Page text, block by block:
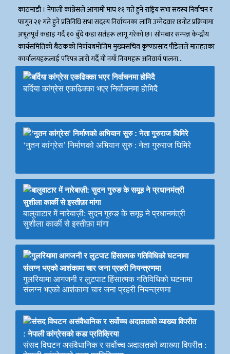
काठमाडाै । नेपाली कांग्रेसले आगामी माघ ११ गते हुने राष्ट्रिय सभा सदस्य निर्वाचन र
फागुन २१ गते हुने प्रतिनिधि सभा सदस्य निर्वाचनका लागि उम्मेदवार छनोट प्रक्रियामा
अभूतपूर्व कडाइ गर्दै १० बुँदे कडा सर्तहरू लागू गरेको छ। सोमबार सम्पन्न केन्द्रीय
कार्यसमितिको बैठकको निर्णयबमोजिम मुख्यसचिव कृष्णप्रसाद पौडेलले मातहतका
कार्यालयहरूलाई परिपत्र जारी गर्दै यी नयाँ नियमहरू अनिवार्य पालना…
बर्दिया कांग्रेस एकढिक्का भएर निर्वाचनमा होमिदै
‘नुतन कांग्रेस’ निर्माणको अभियान सुरु : नेता गुरुराज घिमिरे
बालुवाटार में नारेबाज़ी: सुदन गुरुङ के समूह ने प्रधानमंत्री
सुशीला कार्की से इस्तीफ़ा मांगा
गुलरियामा आगजनी र लुटपाट हिंसात्मक गतिविधिको घटनामा
संलग्न भएको आशंकामा चार जना प्रहरी नियन्त्रणमा
संसद विघटन असंवैधानिक र सर्वोच्च अदालतको व्याख्या विपरीत :